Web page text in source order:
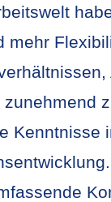
mehr